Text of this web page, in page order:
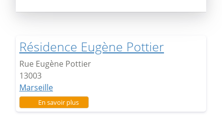
Résidence Eugène Pottier
Rue Eugène Pottier
13003
Marseille
En savoir plussur Résidence Eugène Pottier